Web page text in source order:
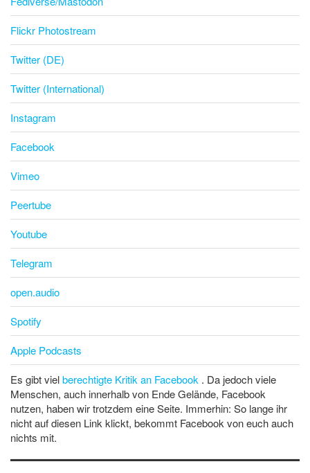
Flickr Photostream
Twitter (DE)
Twitter (International)
Instagram
Facebook
Vimeo
Peertube
Youtube
Telegram
open.audio
Spotify
Apple Podcasts
Es gibt vielberechtigte Kritik an Facebook . Da jedoch viele
Menschen, auch innerhalb von Ende Gelände, Facebook
nutzen, haben wir trotzdem eine Seite. Immerhin: So lange ihr
nicht auf diesen Link klickt, bekommt Facebook von euch auch
nichts mit.